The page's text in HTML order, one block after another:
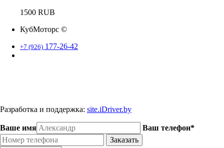
1500 RUB
КубМоторс ©
+7 (926) 177-26-42
Разработка и поддержка: site.iDriver.by
Ваше имя
Ваш телефон*
Заказать